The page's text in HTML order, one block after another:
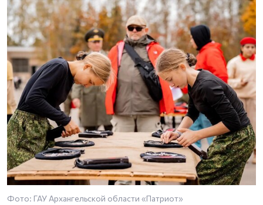
Фото: ГАУ Архангельской области «Патриот»